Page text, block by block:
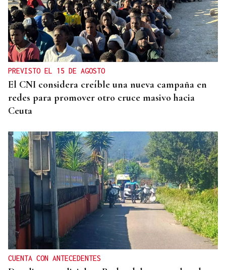
PREVISTO EL 15 DE AGOSTO
El CNI considera creíble una nueva campaña en
redes para promover otro cruce masivo hacia
Ceuta
CUENTA CON ANTECEDENTES